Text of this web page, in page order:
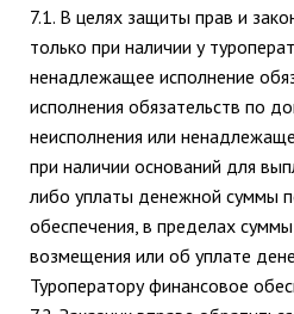
7.1. В целях защиты прав и
только при наличии у
ненадлежащее исполнение
исполнения обязательств по
неисполнения или
при наличии оснований для
либо уплаты денежной суммы
обеспечения, в пределах
возмещения или об уплате
Туроператору финансовое